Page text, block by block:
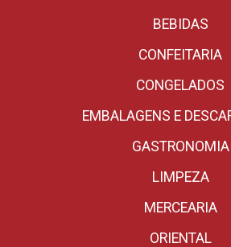
BEBIDAS
CONFEITARIA
CONGELADOS
EMBALAGENS E
GASTRONOMIA
LIMPEZA
MERCEARIA
ORIENTAL